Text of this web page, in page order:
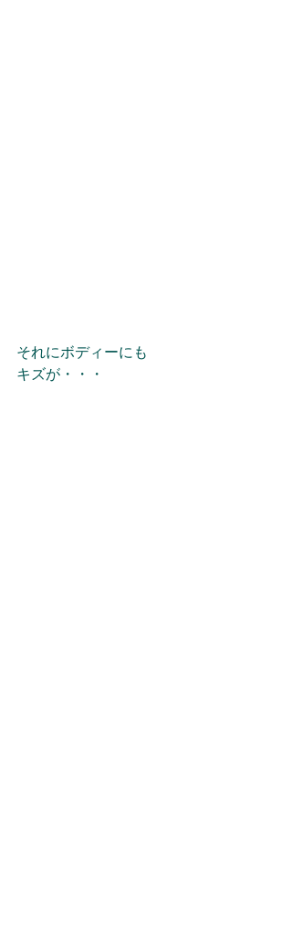
それにボディーにも
キズが・・・